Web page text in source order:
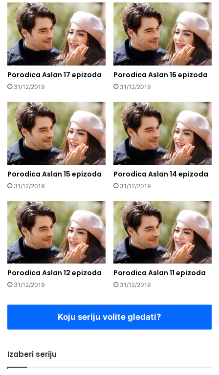
Porodica Aslan 17 epizoda
31/12/2019
Porodica Aslan 16 epizoda
31/12/2019
Porodica Aslan 15 epizoda
31/12/2019
Porodica Aslan 14 epizoda
31/12/2019
Porodica Aslan 12 epizoda
31/12/2019
Porodica Aslan 11 epizoda
31/12/2019
Koju seriju volite gledati?
Izaberi seriju